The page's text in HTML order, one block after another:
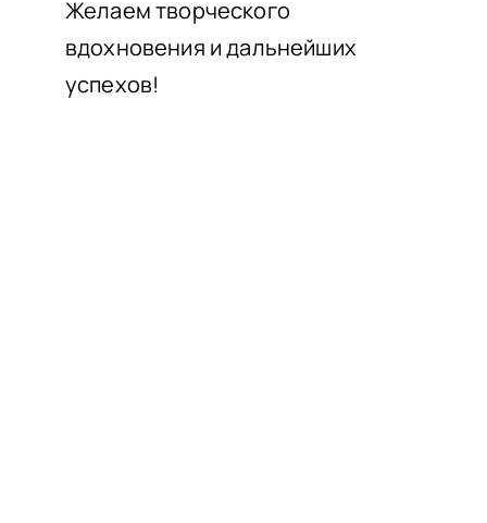
Желаем творческого
вдохновения и дальнейших
успехов!